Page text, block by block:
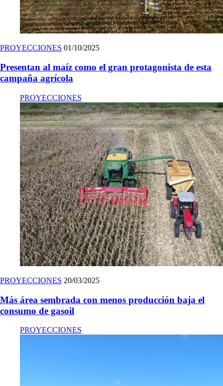
PROYECCIONES 01/10/2025
Presentan al maíz como el gran protagonista de esta
campaña agrícola
PROYECCIONES
PROYECCIONES 20/03/2025
Más área sembrada con menos producción baja el
consumo de gasoil
PROYECCIONES